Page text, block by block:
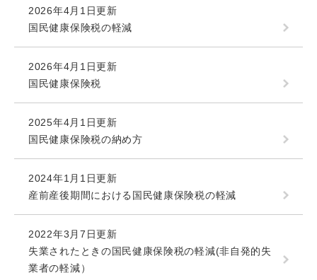
2026年4月1日更新
国民健康保険税の軽減
2026年4月1日更新
国民健康保険税
2025年4月1日更新
国民健康保険税の納め方
2024年1月1日更新
産前産後期間における国民健康保険税の軽減
2022年3月7日更新
失業されたときの国民健康保険税の軽減(非自発的失
業者の軽減）